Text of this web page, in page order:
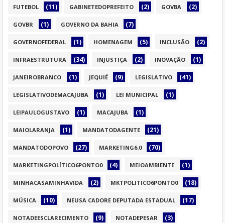
FUTEBOL (11) GABINETEDOPREFEITO (2) GOVBA (2)
GOVBR (1) GOVERNO DA BAHIA (7)
GOVERNOFEDERAL (1) HOMENAGEM (5) INCLUSÃO (2)
INFRAESTRUTURA (34) INJUSTIÇA (2) INOVAÇÃO (1)
JANEIROBRANCO (1) JEQUIÉ (9) LEGISLATIVO (41)
LEGISLATIVODEMACAJUBA (1) LEI MUNICIPAL (1)
LEIPAULOGUSTAVO (1) MACAJUBA (1)
MAIOLARANJA (1) MANDATODAGENTE (21)
MANDATODOPOVO (27) MARKETING6.0 (70)
MARKETINGPOLÍTICO6PONTO0 (4) MEIOAMBIENTE (1)
MINHACASAMINHAVIDA (2) MKTPOLITICO6PONTO0 (18)
MÚSICA (10) NEUSA CADORE DEPUTADA ESTADUAL (17)
NOTADEESCLARECIMENTO (9) NOTADEPESAR (3)